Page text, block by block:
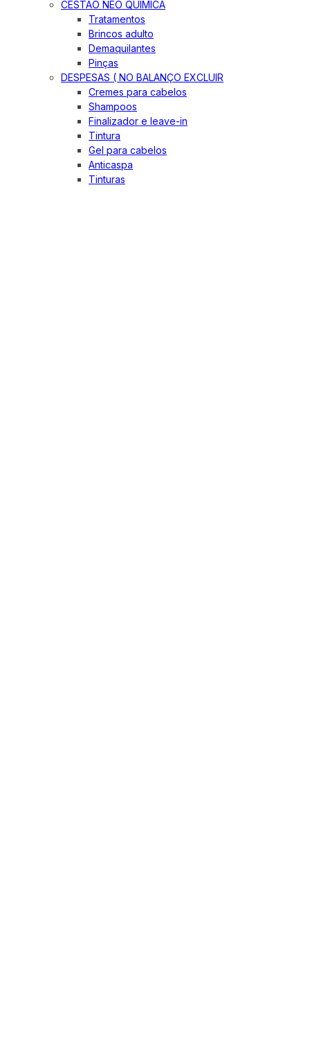
CESTÃO NEO QUIMICA
Tratamentos
Brincos adulto
Demaquilantes
Pinças
DESPESAS ( NO BALANÇO EXCLUIR
Cremes para cabelos
Shampoos
Finalizador e leave-in
Tintura
Gel para cabelos
Anticaspa
Tinturas